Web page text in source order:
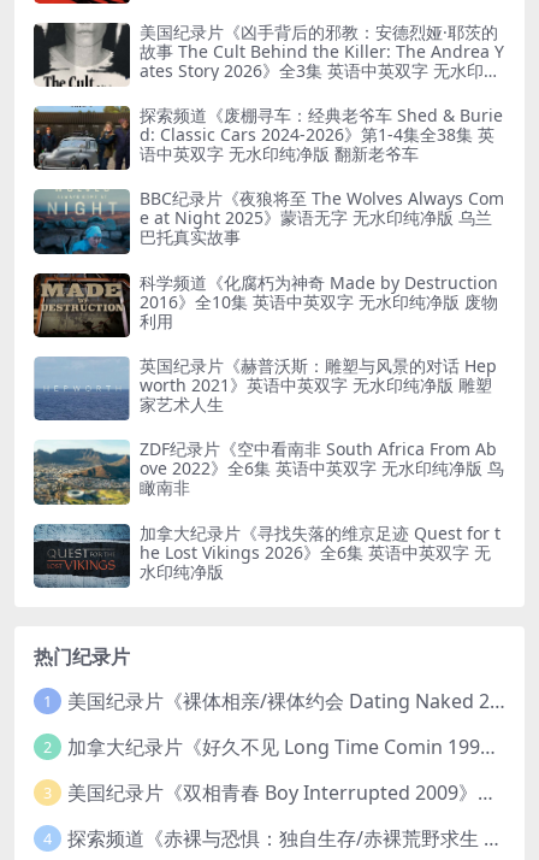
美国纪录片《凶手背后的邪教：安德烈娅·耶茨的
故事 The Cult Behind the Killer: The Andrea Y
ates Story 2026》全3集 英语中英双字 无水印纯
探索频道《废棚寻车：经典老爷车 Shed & Burie
d: Classic Cars 2024-2026》第1-4集全38集 英
语中英双字 无水印纯净版 翻新老爷车
BBC纪录片《夜狼将至 The Wolves Always Com
e at Night 2025》蒙语无字 无水印纯净版 乌兰
巴托真实故事
科学频道《化腐朽为神奇 Made by Destruction
2016》全10集 英语中英双字 无水印纯净版 废物
利用
英国纪录片《赫普沃斯：雕塑与风景的对话 Hep
worth 2021》英语中英双字 无水印纯净版 雕塑
家艺术人生
ZDF纪录片《空中看南非 South Africa From Ab
ove 2022》全6集 英语中英双字 无水印纯净版 鸟
瞰南非
加拿大纪录片《寻找失落的维京足迹 Quest for t
he Lost Vikings 2026》全6集 英语中英双字 无
水印纯净版
热门纪录片
1 美国纪录片《裸体相亲/裸体约会 Dating Naked 2014-2016》第1-3季全33集 英语中英双字 无水印纯净版 1080P/MKV/85.6G 裸体相亲真人秀
2 加拿大纪录片《好久不见 Long Time Comin 1993》英语中英双字 官方纯净版 1080P/MKV/1G 女同性艺术家
3 美国纪录片《双相青春 Boy Interrupted 2009》英语中英双字 官方纯净版 1080P/MKV/1.43G 青少年躁郁症
4 探索频道《赤裸与恐惧：独自生存/赤裸荒野求生 Naked and Afraid: Solo 2023》第一季全8集 英语中英双字 官方纯净版 高码1080P/MKV/45.4G